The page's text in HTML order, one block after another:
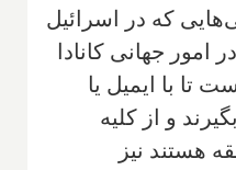
که در اسرائیل
امور جهانی کانادا
تا با ایمیل یا
و از کلیه
هستند نیز